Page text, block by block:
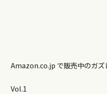
Amazon.co.jp で販売中のガズ
Vol.1